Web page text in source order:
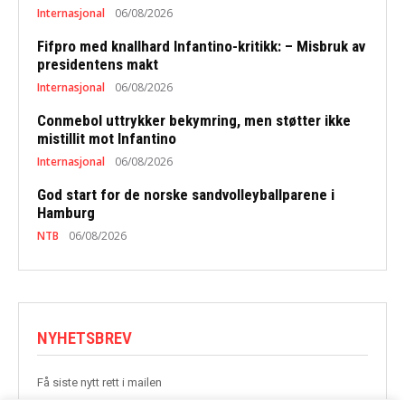
Internasjonal 06/08/2026
Fifpro med knallhard Infantino-kritikk: – Misbruk av
presidentens makt
Internasjonal 06/08/2026
Conmebol uttrykker bekymring, men støtter ikke
mistillit mot Infantino
Internasjonal 06/08/2026
God start for de norske sandvolleyballparene i
Hamburg
NTB 06/08/2026
NYHETSBREV
Få siste nytt rett i mailen